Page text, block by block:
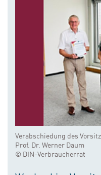
Verabschiedung des
Prof. Dr. Werner Daum
© DIN-Verbraucherrat